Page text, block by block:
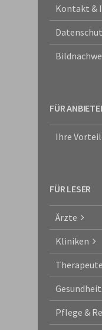
Kontakt &
FÜR
Ihre
FÜR LESER
Ärzte
Kliniken
Pflege &